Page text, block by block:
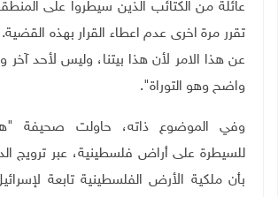
عائلة من الكتائب الذين سيطروا على
تقرر مرة اخرى عدم اعطاء القرار بهذه القضية.
عن هذا الامر لأن هذا بيتنا، وليس لأحد آخر
واضح وهو التوراة".
وفي الموضوع ذاته، حاولت صحيفة
للسيطرة على أراض فلسطينية، عبر ترويج
بأن ملكية الأرض الفلسطينية تابعة